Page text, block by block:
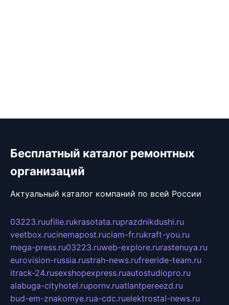
Бесплатный каталог ремонтных
организаций
Актуальный каталог компаний по всей России
03223.ruufille.rukrasotata.ruprazdnikdushi.ru
veetbox.rucinemapost.ruciam-fr.rukraft-you.ru
mega-press.ru03223.ruweb-explore.rurastenuya.ru
eurovision-russia.rustrah-news.rufreeride-team.ru
itrack-24.rusexshopexpress.ruautostudiopro.ru
alabuga-cityhotel.rupornv.ruatlantpereezd.ru
bud-em-znakomye.rua-cdc.ruelektrostal-news.ru